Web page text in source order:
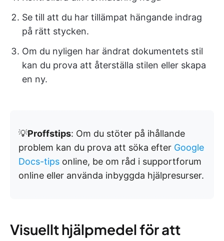
Se till att du har tillämpat hängande indrag
på rätt stycken.
Om du nyligen har ändrat dokumentets stil
kan du prova att återställa stilen eller skapa
en ny.
💡Proffstips: Om du stöter på ihållande
problem kan du prova att söka efter Google
Docs-tips online, be om råd i supportforum
online eller använda inbyggda hjälpresurser.
Visuellt hjälpmedel för att